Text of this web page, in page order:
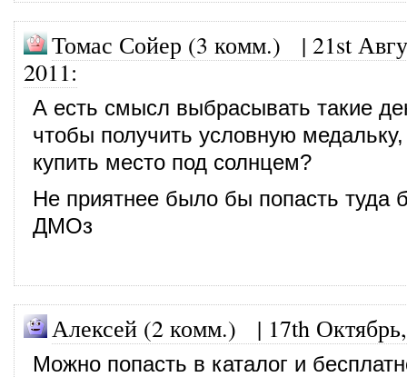
Томас Сойер (3 комм.) | 21st
2011:
А есть смысл выбрасывать такие
чтобы получить условную медальку,
купить место под солнцем?
Не приятнее было бы попасть туда
ДМОз
Алексей (2 комм.) | 17th
Можно попасть в каталог и